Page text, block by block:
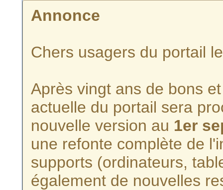
Annonce
Chers usagers du portail
Après vingt ans de bons
actuelle du portail sera
nouvelle version au 1er
une refonte complète de
supports (ordinateurs,
également de nouvelles